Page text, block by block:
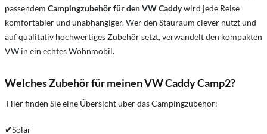
passendem Campingzubehör für den VW Caddywird jede Reise
komfortabler und unabhängiger. Wer den Stauraum clever nutzt und
auf qualitativ hochwertiges Zubehör setzt, verwandelt den kompakten
VW in ein echtes Wohnmobil.
Welches Zubehör für meinen VW Caddy Camp2?
Hier finden Sie eine Übersicht über das Campingzubehör:
✔Solar